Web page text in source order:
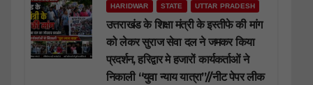
HARIDWAR STATE UTTAR PRADESH
उत्तराखंड के शिक्षा मंत्री के इस्तीफे की मांग
को लेकर सुराज सेवा दल ने जमकर किया
प्रदर्शन, हरिद्वार मे हजारों कार्यकर्ताओं ने
निकाली “युवा न्याय यात्रा”//नीट पेपर लीक